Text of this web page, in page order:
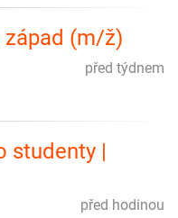
západ (m/ž)
před týdnem
studenty |
před hodinou